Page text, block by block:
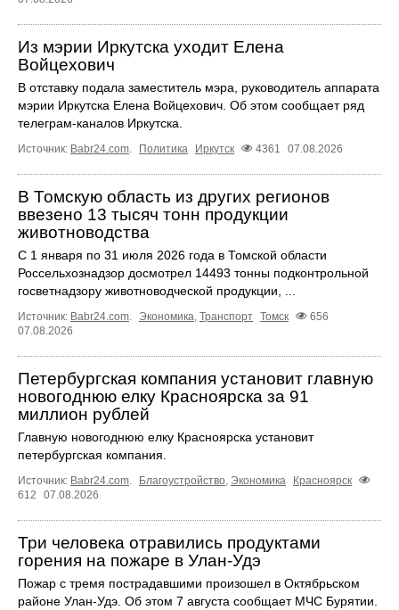
Из мэрии Иркутска уходит Елена
Войцехович
В отставку подала заместитель мэра, руководитель аппарата
мэрии Иркутска Елена Войцехович. Об этом сообщает ряд
телеграм‑каналов Иркутска.
Источник: Babr24.com. Политика Иркутск 4361 07.08.2026
В Томскую область из других регионов
ввезено 13 тысяч тонн продукции
животноводства
С 1 января по 31 июля 2026 года в Томской области
Россельхознадзор досмотрел 14493 тонны подконтрольной
госветнадзору животноводческой продукции, ...
Источник: Babr24.com. Экономика, Транспорт Томск
656
07.08.2026
Петербургская компания установит главную
новогоднюю елку Красноярска за 91
миллион рублей
Главную новогоднюю елку Красноярска установит
петербургская компания.
Источник: Babr24.com. Благоустройство, Экономика
Красноярск
612
07.08.2026
Три человека отравились продуктами
горения на пожаре в Улан-Удэ
Пожар с тремя пострадавшими произошел в Октябрьском
районе Улан-Удэ. Об этом 7 августа сообщает МЧС Бурятии.